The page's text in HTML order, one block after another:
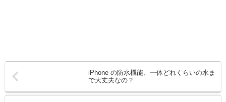
iPhone の防水機能、一体どれくらいの水ま
で大丈夫なの？